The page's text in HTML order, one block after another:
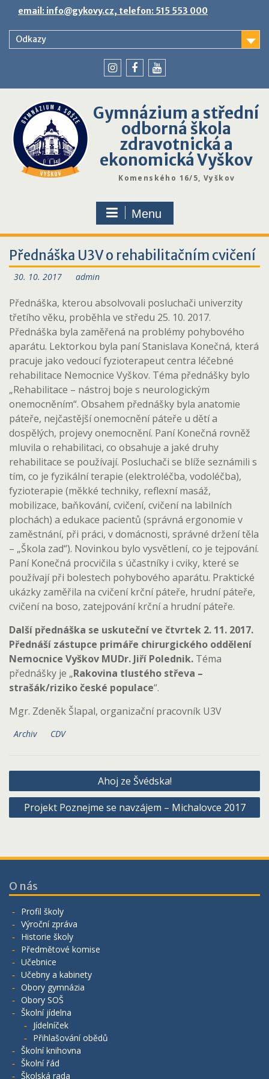
content
email: info@gykovy.cz, telefon: 515 553 000
Odkazy
Gymnázium a střední
odborná škola
zdravotnická a
ekonomická Vyškov
Komenského 16/5, Vyškov
Menu
Přednáška U3V o rehabilitačním cvičení
30. 10. 2017 admin
Přednáška, kterou absolvovali posluchači univerzity
třetího věku, proběhla ve středu 25. 10. 2017.
Přednáška byla zaměřená na problémy pohybového
aparátu. Lektorkou byla paní Stanislava Konečná, která
pracuje jako vedoucí fyzioterapeut centra léčebné
rehabilitace Nemocnice Vyškov. Téma přednášky bylo
„Rehabilitace – nástroj boje s neurologickým
onemocněním“. Obsahem přednášky byla anatomie
páteře, nejčastější onemocnění páteře u dětí a
dospělých, projevy onemocnění. Paní Konečná rovněž
mluvila o rehabilitaci, co obsahuje a jaké druhy
rehabilitace se používají. Posluchači se blíže seznámili s
tím, co je fyzikální terapie (elektroléčba, vodoléčba),
fyzioterapie (měkké techniky, reflexní masáž,
mobilizace, baňkování, cvičení, cvičení na labilních
plochách) a edukace pacientů (správná ergonomie v
zaměstnání, při práci, v domácnosti, správné držení těla
– „Škola zad“). Novinkou bylo vysvětlení, co je tejpování.
Paní Konečná procvičila s účastníky i cviky, které se
používají při bolestech pohybového aparátu. Praktické
ukázky zaměřila na cvičení krční páteře, hrudní páteře,
cvičení na boso, zatejpování krční a hrudní páteře.
Další přednáška se uskuteční ve čtvrtek 2. 11. 2017.
Přednáší zástupce primáře chirurgického oddělení
Nemocnice Vyškov MUDr. Jiří Polednik. Téma
přednášky je „Rakovina tlustého střeva –
strašák/riziko české populace“.
Mgr. Zdeněk Šlapal, organizační pracovník U3V
Archiv CDV
Navigace
pro
příspěvek
Ahoj ze Švédska!
Projekt Poznejme se navzájem – Michalovce 2017
O nás
Profil školy
Výroční zpráva
Historie školy
Předmětové komise
Učebnice
Učebny a kabinety
Obory gymnázia
Obory SOŠ
Školní jídelna
Jídelníček
Přihlašování obědů
Školní knihovna
Školní řád
Školská rada